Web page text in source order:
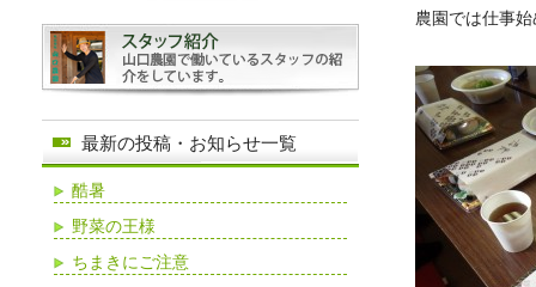
農園では仕事
最新の投稿・お知らせ一覧
酷暑
野菜の王様
ちまきにご注意